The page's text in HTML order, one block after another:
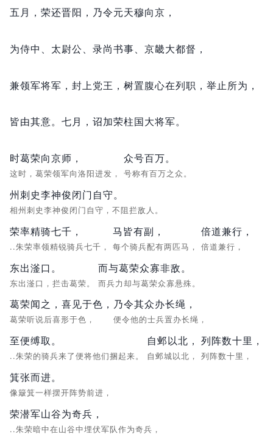
五月， 荣还晋阳， 乃令元天穆向京，
为侍中、太尉公、录尚书事、京畿大都督，
兼领军将军， 封上党王， 树置腹心在列职， 举止所为，
皆由其意。 七月， 诏加荣柱国大将军。
时葛荣向京师，
这时，葛荣领军向洛阳进发，
众号百万。
号称有百万之众。
州刺史李神俊闭门自守。
相州刺史李神俊闭门自守，不阻拦敌人。
荣率精骑七千，
..朱荣率领精锐骑兵七千，
马皆有副，
每个骑兵配有两匹马，
倍道兼行，
倍道兼行，
东出滏口。
东出滏口，拦击葛荣。
而与葛荣众寡非敌。
而兵力却与葛荣众寡悬殊。
葛荣闻之，喜见于色，
葛荣听说后喜形于色，
乃令其众办长绳，
便令他的士兵置办长绳，
至便缚取。
..朱荣的骑兵来了便将他们捆起来。
自邺以北，
自邺城以北，
列阵数十里，
列阵数十里，
箕张而进。
像簸箕一样摆开阵势前进，
荣潜军山谷为奇兵，
..朱荣暗中在山谷中埋伏军队作为奇兵，